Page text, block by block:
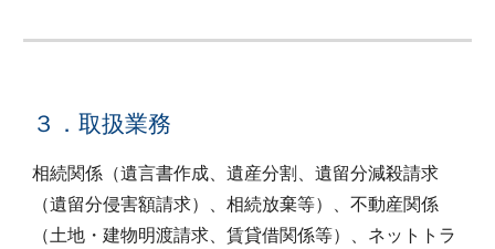
３．取扱業務
相続関係（遺言書作成、遺産分割、遺留分減殺請求
（遺留分侵害額請求）、相続放棄等）、不動産関係
（土地・建物明渡請求、賃貸借関係等）、ネットトラ